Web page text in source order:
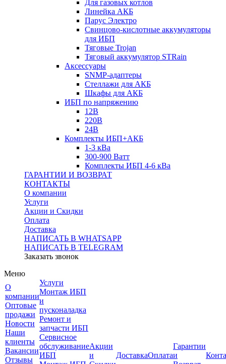
Для газовых котлов
Линейка АКБ
Парус Электро
Свинцово-кислотные аккумуляторы
для ИБП
Тяговые Trojan
Тяговый аккумулятор STRain
Аксессуары
SNMP-адаптеры
Стеллажи для АКБ
Шкафы для АКБ
ИБП по напряжению
12В
220В
24В
Комплекты ИБП+АКБ
1-3 кВа
300-900 Ватт
Комплекты ИБП 4-6 кВа
ГАРАНТИИ И ВОЗВРАТ
КОНТАКТЫ
О компании
Услуги
Акции и Скидки
Оплата
Доставка
НАПИСАТЬ В WHATSAPP
НАПИСАТЬ В TELEGRAM
Заказать звонок
Меню
О
компании
Оптовые
продажи
Новости
Наши
клиенты
Вакансии
Отзывы
Услуги
Монтаж ИБП
и
пусконаладка
Ремонт и
запчасти ИБП
Сервисное
обслуживание
ИБП
Акции
и
ДоставкаОплата
Гарантии
и